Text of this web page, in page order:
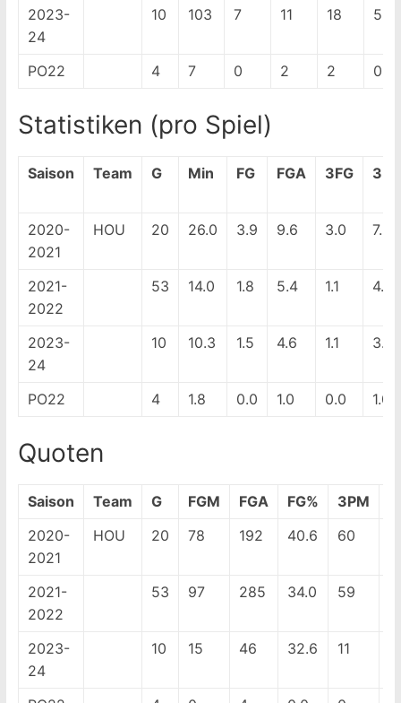
2023-
24
10 103 7 11 18 5
PO22 4 7 0 2 2 0
Statistiken (pro Spiel)
Saison Team G Min FG FGA 3FG
2020-
2021
HOU 20 26.0 3.9 9.6 3.0 7.9
2021-
2022
53 14.0 1.8 5.4 1.1 4.0
2023-
24
10 10.3 1.5 4.6 1.1 3.2
PO22 4 1.8 0.0 1.0 0.0 1.0
Quoten
Saison Team G FGM FGA FG% 3PM
2020-
2021
HOU 20 78 192 40.6 60
2021-
2022
53 97 285 34.0 59
2023-
24
10 15 46 32.6 11